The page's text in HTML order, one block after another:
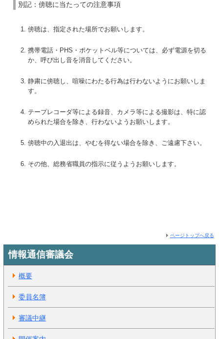
別記：傍聴に当たっての注意事項
傍聴は、指定された場所でお願いします。
携帯電話・PHS・ポケットベル等については、必ず電源を切る
か、呼び出し音を消音してください。
静粛に傍聴し、喧噪にわたる行為は行わないようにお願いしま
す。
テープレコーダ等による録音、カメラ等による撮影は、特に認
められた場合を除き、行わないようお願いします。
傍聴中の入退出は、やむを得ない場合を除き、ご遠慮下さい。
その他、総務省職員の指示に従うようお願いします。
ページトップへ戻る
情報通信審議会
概要
委員名簿
審議中継